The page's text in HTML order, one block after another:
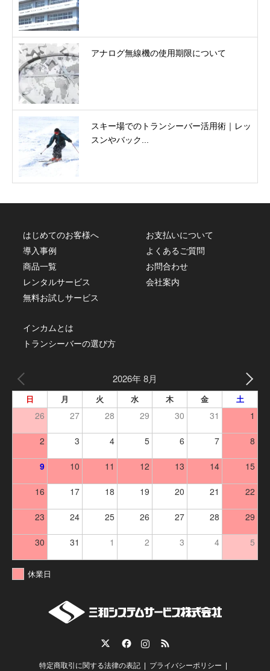
アナログ無線機の使用期限について
スキー場でのトランシーバー活用術｜レッ
スンやバック...
はじめてのお客様へ
導入事例
商品一覧
レンタルサービス
無料お試しサービス
お支払いについて
よくあるご質問
お問合わせ
会社案内
インカムとは
トランシーバーの選び方
2026年 8月
日 月 火 水 木 金 土
26 27 28 29 30 31 1
2 3 4 5 6 7 8
9 10 11 12 13 14 15
16 17 18 19 20 21 22
23 24 25 26 27 28 29
30 31 1 2 3 4 5
休業日
RSS
特定商取引に関する法律の表記
プライバシーポリシー